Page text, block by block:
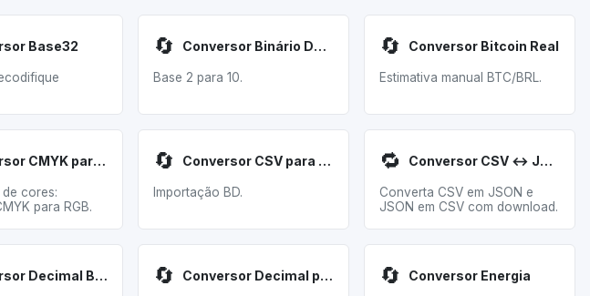
Base32 🔄 Conversor Binário Decimal
Base 2 para 10.
🔄 Conversor Bitcoin Real
Estimativa manual BTC/BRL.
Conversor CMYK para RGB
de cores:
para RGB.
🔄 Conversor CSV para SQL
Importação BD.
🔁 Conversor CSV ↔ JSON
Converta CSV em JSON e
JSON em CSV com download.
Conversor Decimal Binário 🔄 Conversor Decimal para IP 🔄 Conversor Energia